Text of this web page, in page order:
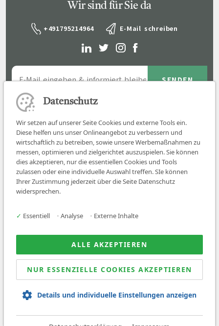
Wir sind für Sie da
+491795214964 E-Mail schreiben
Job finden
Über uns
News
© 2026 Sanovetis. All rights reserved.
Datenschutz
Wir setzen auf unserer Seite Cookies und externe Tools ein.
Diese helfen uns unser Onlineangebot zu verbessern und
wirtschaftlich zu betreiben, sowie unsere Werbemaßnahmen zu
messen, optimieren und zielgerichtet auszuspielen. Sie können
dies akzeptieren, nur die essentiellen Cookies und Tools
zulassen oder eine individuelle Auswahl treffen. SIe können
Ihrer Zustimmung jederzeit über die Seite Datenschutz
widersprechen.
✓ Essentiell • Analyse • Externe Inhalte
ALLE AKZEPTIEREN
NUR ESSENZIELLE COOKIES AKZEPTIEREN
Details und individuelle Einstellungen anzeigen